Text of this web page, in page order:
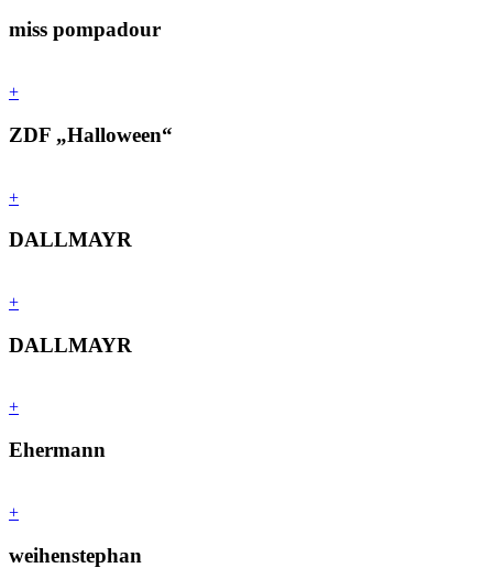
miss pompadour
+
ZDF „Halloween“
+
DALLMAYR
+
DALLMAYR
+
Ehermann
+
weihenstephan